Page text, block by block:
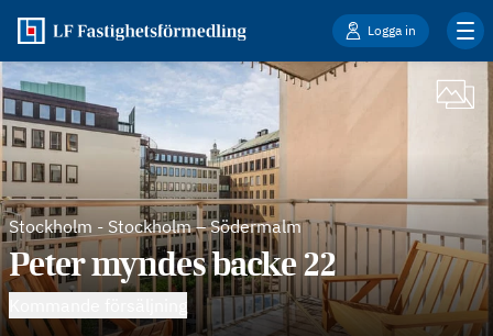
Logga in
Stockholm - Stockholm – Södermalm
Peter myndes backe 22